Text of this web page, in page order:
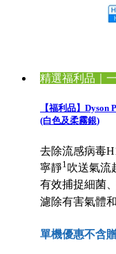
精選福利品｜
【福利品】
(白色及柔霧銀)
去除流感病毒
寧靜1吹送氣流
有效捕捉細菌
濾除有害氣體和
單機優惠不含